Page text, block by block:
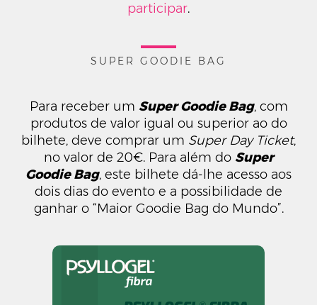
participar.
SUPER GOODIE BAG
Para receber um Super Goodie Bag, com
produtos de valor igual ou superior ao do
bilhete, deve comprar um Super Day Ticket,
no valor de 20€. Para além do Super
Goodie Bag, este bilhete dá-lhe acesso aos
dois dias do evento e a possibilidade de
ganhar o “Maior Goodie Bag do Mundo”.